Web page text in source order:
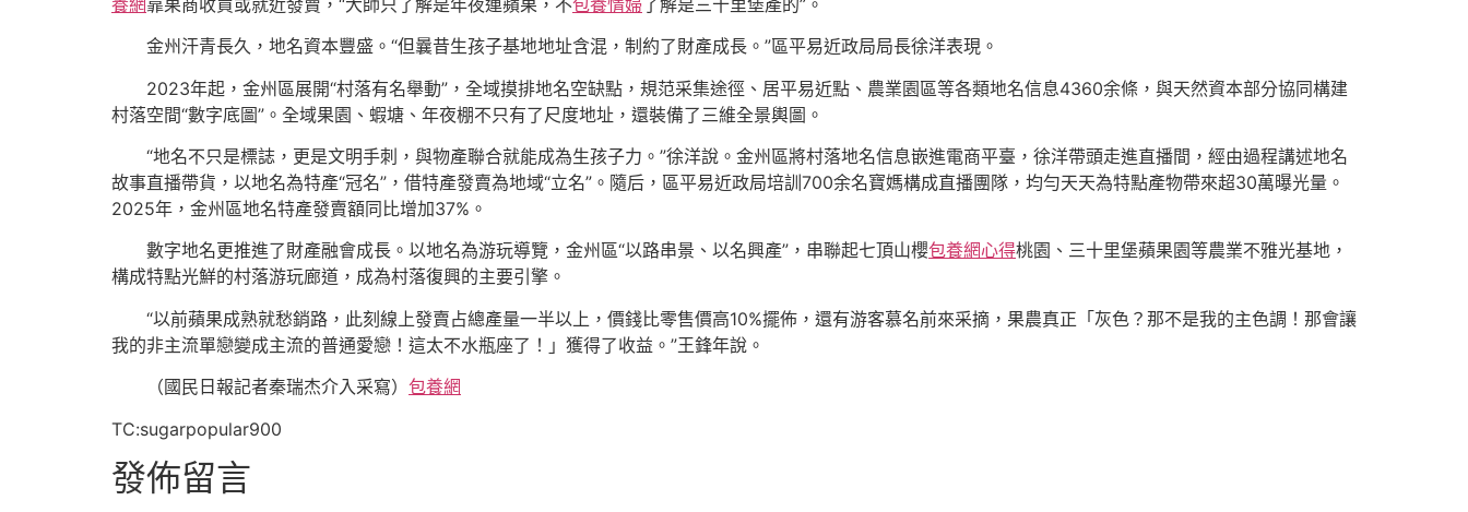
金州汗青長久，地名資本豐盛。“但曩昔生孩子基地地址含混，制約了財產成長。”區平易近政局局長徐洋表現。
2023年起，金州區展開“村落有名舉動”，全域摸排地名空缺點，規范采集途徑、居平易近點、農業園區等各類地名信息4360余條，與天然資本部分協同構建
村落空間“數字底圖”。全域果園、蝦塘、年夜棚不只有了尺度地址，還裝備了三維全景輿圖。
“地名不只是標誌，更是文明手刺，與物產聯合就能成為生孩子力。”徐洋說。金州區將村落地名信息嵌進電商平臺，徐洋帶頭走進直播間，經由過程講述地名
故事直播帶貨，以地名為特產“冠名”，借特產發賣為地域“立名”。隨后，區平易近政局培訓700余名寶媽構成直播團隊，均勻天天為特點產物帶來超30萬曝光量。
2025年，金州區地名特產發賣額同比增加37%。
數字地名更推進了財產融會成長。以地名為游玩導覽，金州區“以路串景、以名興產”，串聯起七頂山櫻包養網心得桃園、三十里堡蘋果園等農業不雅光基地，
構成特點光鮮的村落游玩廊道，成為村落復興的主要引擎。
“以前蘋果成熟就愁銷路，此刻線上發賣占總產量一半以上，價錢比零售價高10%擺佈，還有游客慕名前來采摘，果農真正「灰色？那不是我的主色調！那會讓
我的非主流單戀變成主流的普通愛戀！這太不水瓶座了！」獲得了收益。”王鋒年說。
（國民日報記者秦瑞杰介入采寫） 包養網
TC:sugarpopular900
發佈留言